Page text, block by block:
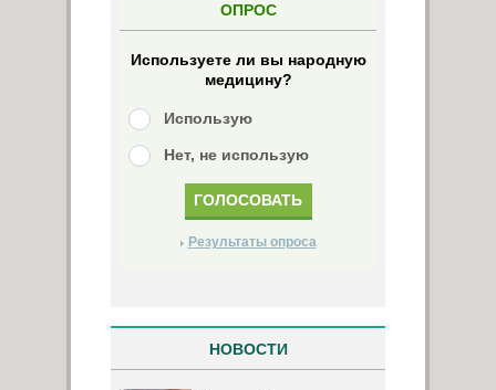
ОПРОС
Используете ли вы народную
медицину?
Использую
Нет, не использую
Результаты опроса
НОВОСТИ